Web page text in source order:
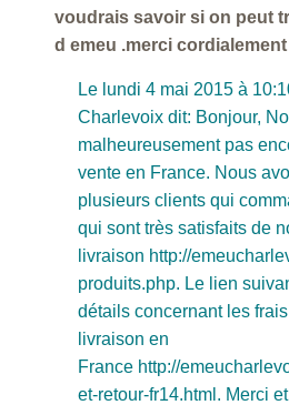
voudrais savoir si on peut
d emeu .merci
Le lundi 4 mai 2015 à
Charlevoix dit: Bonjour,
malheureusement pas
vente en France. Nous
plusieurs clients qui
qui sont très satisfaits de
livraison http://
produits.php. Le lien
détails concernant les
livraison en
France http://
et-retour-fr14.html. Merci